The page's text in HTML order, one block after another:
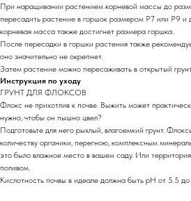
При наращивании растением корневой массы до
пересадить растение в горшок размером Р7 или Р9 и
корневая масса также достигнет размера горшка.
После пересадки в горшки растения также
оно значительно не окрепнет.
Затем растение можно пересаживать в открытый
Инструкция по уходу
ГРУНТ ДЛЯ ФЛОКСОВ
Флокс не прихотлив к почве. Выжить может
нужно, чтобы он пышно цвел?
Подготовьте для него рыхлый, влагоемкий грунт.
количеству органики, перегною, комплексным
это было влажное место в вашем саду. Или
поливом.
Кислотность почвы в идеале должна быть pH от 5.5